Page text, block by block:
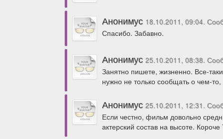
Анонимус 18.10.2011, 09:04.
Спасибо. Забавно.
Анонимус 25.10.2011, 08:38.
Занятно пишете, жизненно. Все-
нужно не только сообщать о чем-
Анонимус 25.10.2011, 12:31.
Если честно, фильм довольно
актерский состав на высоте.